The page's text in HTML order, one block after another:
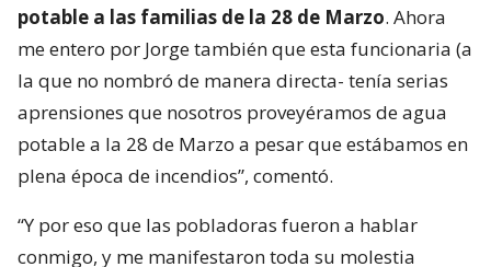
potable a las familias de la 28 de Marzo. Ahora
me entero por Jorge también que esta funcionaria (a
la que no nombró de manera directa- tenía serias
aprensiones que nosotros proveyéramos de agua
potable a la 28 de Marzo a pesar que estábamos en
plena época de incendios”, comentó.
“Y por eso que las pobladoras fueron a hablar
conmigo, y me manifestaron toda su molestia